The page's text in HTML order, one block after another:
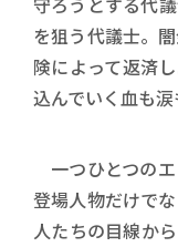
を狙う代議士。
険によって返済
込んでいく血も
一つひとつの
登場人物だけで
人たちの目線か